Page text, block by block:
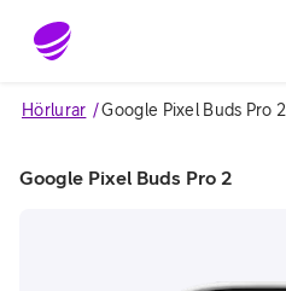
Gå till sidans innehåll
Hörlurar Google Pixel Buds Pro 2
Google Pixel Buds Pro 2